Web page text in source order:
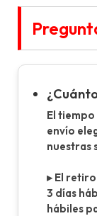
El
envío
nuestras
▸ El
3 días
hábiles